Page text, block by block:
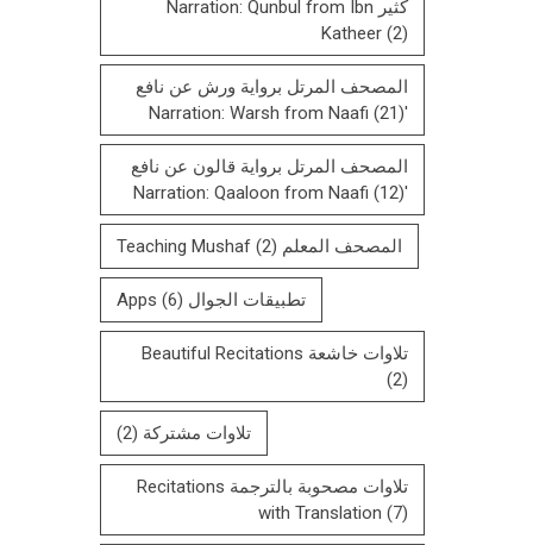
كثير Narration: Qunbul from Ibn
Katheer (2)
المصحف المرتل برواية ورش عن نافع
'Narration: Warsh from Naafi
(21)
المصحف المرتل بروایة قالون عن نافع
'Narration: Qaaloon from Naafi
(12)
المصحف المعلم Teaching Mushaf (2)
تطبيقات الجوال Apps (6)
تلاوات خاشعة Beautiful Recitations
(2)
تلاوات مشتركة (2)
تلاوات مصحوبة بالترجمة Recitations
with Translation (7)